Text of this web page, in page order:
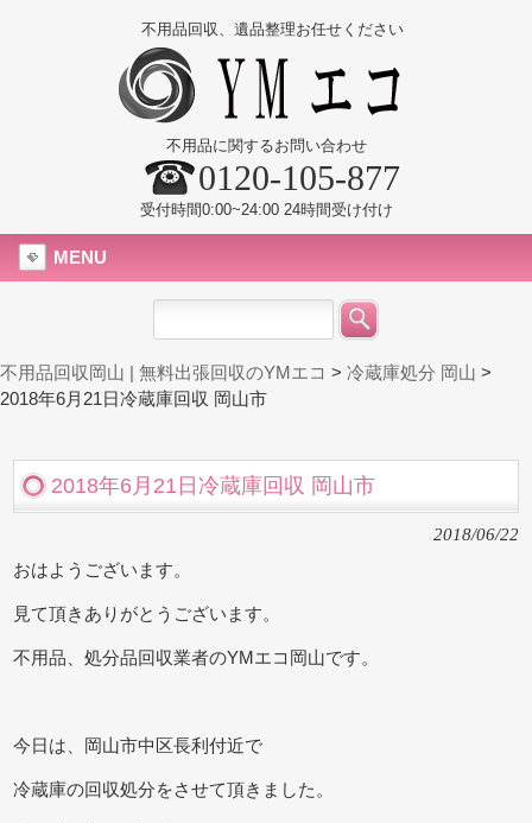
不用品回収、遺品整理お任せください
不用品に関するお問い合わせ
0120-105-877
受付時間0:00~24:00 24時間受け付け
MENU
不用品回収岡山 | 無料出張回収のYMエコ > 冷蔵庫処分 岡山 >
2018年6月21日冷蔵庫回収 岡山市
2018年6月21日冷蔵庫回収 岡山市
2018/06/22
おはようございます。
見て頂きありがとうございます。
不用品、処分品回収業者のYMエコ岡山です。
今日は、岡山市中区長利付近で
冷蔵庫の回収処分をさせて頂きました。